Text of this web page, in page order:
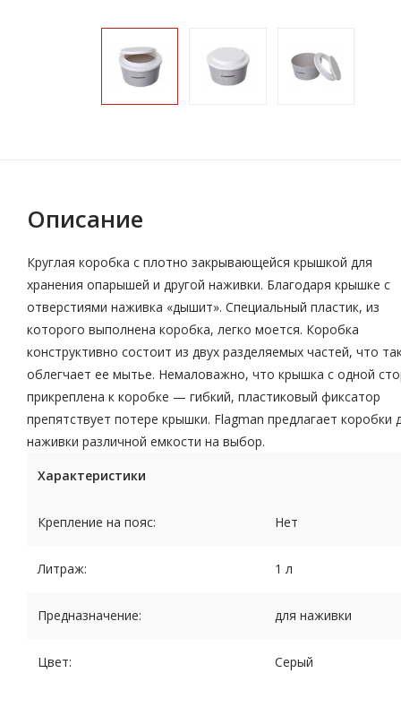
Описание
Круглая коробка с плотно закрывающейся крышкой для
хранения опарышей и другой наживки. Благодаря крышке с
отверстиями наживка «дышит». Специальный пластик, из
которого выполнена коробка, легко моется. Коробка
конструктивно состоит из двух разделяемых частей, что
облегчает ее мытье. Немаловажно, что крышка с одной
прикреплена к коробке — гибкий, пластиковый фиксатор
препятствует потере крышки. Flagman предлагает коробки
наживки различной емкости на выбор.
Характеристики
Крепление на пояс: Нет
Литраж: 1 л
Предназначение: для наживки
Цвет: Серый